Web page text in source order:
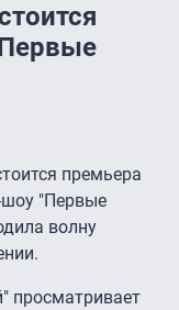
премьера
шоу "Первые
волну
просматривает